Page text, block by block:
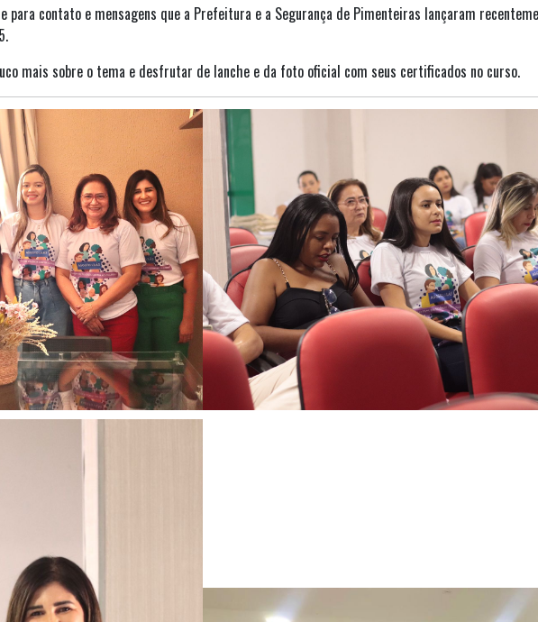
para contato e mensagens que a Prefeitura e a Segurança de Pimenteiras lançaram
mais sobre o tema e desfrutar de lanche e da foto oficial com seus certificados no curso.